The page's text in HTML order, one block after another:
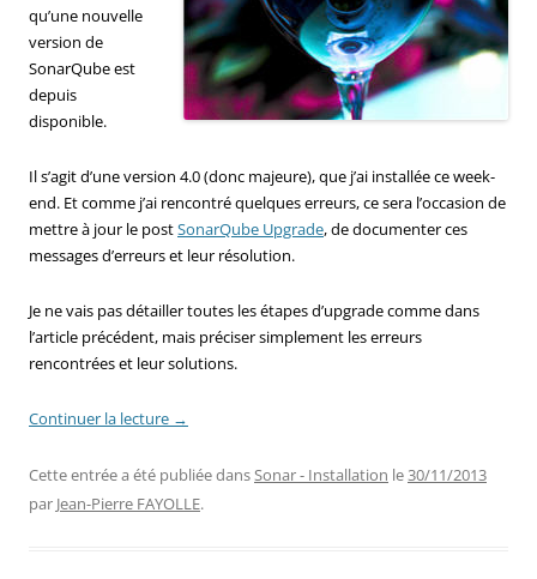
qu’une nouvelle
version de
SonarQube est
depuis
disponible.
Il s’agit d’une version 4.0 (donc majeure), que j’ai installée ce week-
end. Et comme j’ai rencontré quelques erreurs, ce sera l’occasion de
mettre à jour le postSonarQube Upgrade, de documenter ces
messages d’erreurs et leur résolution.
Je ne vais pas détailler toutes les étapes d’upgrade comme dans
l’article précédent, mais préciser simplement les erreurs
rencontrées et leur solutions.
Continuer la lecture →
Cette entrée a été publiée dansSonar - Installation le30/11/2013
par Jean-Pierre FAYOLLE.